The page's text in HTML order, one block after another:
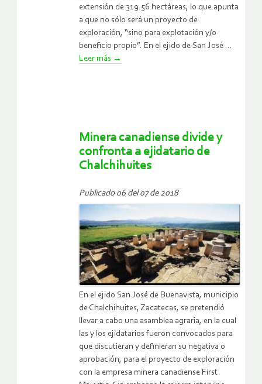
extensión de 319.56 hectáreas, lo que apunta
a que no sólo será un proyecto de
exploración, “sino para explotación y/o
beneficio propio”. En el ejido de San José ...
Leer más →
Minera canadiense divide y
confronta a ejidatario de
Chalchihuites
Publicado 06 del 07 de 2018
En el ejido San José de Buenavista, municipio
de Chalchihuites, Zacatecas, se pretendió
llevar a cabo una asamblea agraria, en la cual
las y los ejidatarios fueron convocados para
que discutieran y definieran su negativa o
aprobación, para el proyecto de exploración
con la empresa minera canadiense First